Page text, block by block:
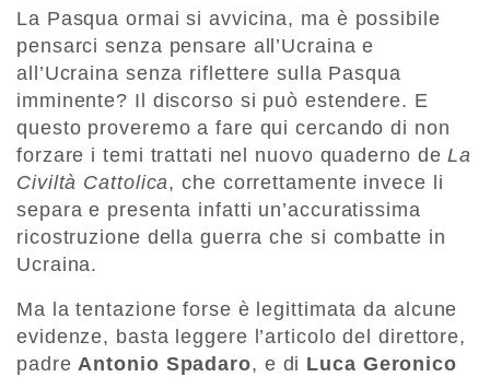
La Pasqua ormai si avvicina, ma è possibile
pensarci senza pensare all’Ucraina e
all’Ucraina senza riflettere sulla Pasqua
imminente? Il discorso si può estendere. E
questo proveremo a fare qui cercando di non
forzare i temi trattati nel nuovo quaderno deLa
Civiltà Cattolica, che correttamente invece li
separa e presenta infatti un’accuratissima
ricostruzione della guerra che si combatte in
Ucraina.
Ma la tentazione forse è legittimata da alcune
evidenze, basta leggere l’articolo del direttore,
padreAntonio Spadaro, e di Luca Geronico